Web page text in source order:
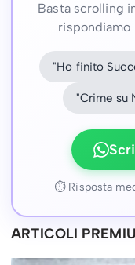
Basta scrolling
rispondiamo
"Ho finito
"Crime su
⏱ Risposta
ARTICOLI